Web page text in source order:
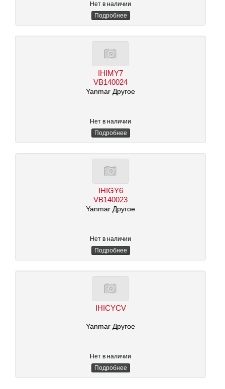
Нет в наличии
Подробнее
IHIMY7
VB140024
Yanmar Другое
Нет в наличии
Подробнее
IHIGY6
VB140023
Yanmar Другое
Нет в наличии
Подробнее
IHICYCV
Yanmar Другое
Нет в наличии
Подробнее